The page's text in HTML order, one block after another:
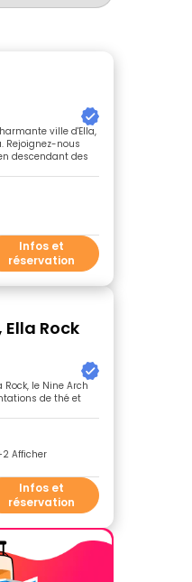
ville d'Ella,
Rejoignez-nous
descendant des
Infos et
réservation
Rock
le Nine Arch
de thé et
Afficher
Infos et
réservation